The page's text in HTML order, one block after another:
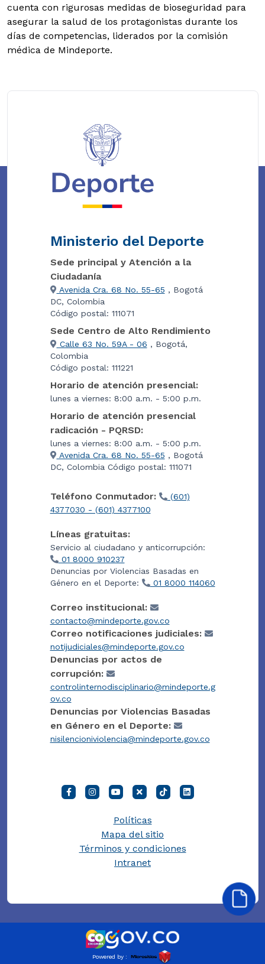
cuenta con rigurosas medidas de bioseguridad para
asegurar la salud de los protagonistas durante los
días de competencias, liderados por la comisión
médica de Mindeporte.
Ministerio del Deporte
Sede principal y Atención a la
Ciudadanía
Avenida Cra. 68 No. 55-65 , Bogotá
DC, Colombia
Código postal: 111071
Sede Centro de Alto Rendimiento
Calle 63 No. 59A - 06 , Bogotá,
Colombia
Código postal: 111221
Horario de atención presencial:
lunes a viernes: 8:00 a.m. - 5:00 p.m.
Horario de atención presencial
radicación - PQRSD:
lunes a viernes: 8:00 a.m. - 5:00 p.m.
Avenida Cra. 68 No. 55-65 , Bogotá
DC, Colombia Código postal: 111071
Teléfono Conmutador:
(601)
4377030 - (601) 4377100
Líneas gratuitas:
Servicio al ciudadano y anticorrupción:
01 8000 910237
Denuncias por Violencias Basadas en
Género en el Deporte:
01 8000 114060
Correo institucional:
contacto@mindeporte.gov.co
Correo notificaciones judiciales:
notijudiciales@mindeporte.gov.co
Denuncias por actos de
corrupción:
controlinternodisciplinario@mindeporte.g
ov.co
Denuncias por Violencias Basadas
en Género en el Deporte:
nisilencioniviolencia@mindeporte.gov.co
Políticas
Mapa del sitio
Términos y condiciones
Intranet
Powered by :